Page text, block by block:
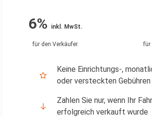
6% inkl. MwSt.
für den Verkäufer. für
Keine Einrichtungs-,
oder versteckten Gebühren
Zahlen Sie nur, wenn Ihr
erfolgreich verkauft wurde